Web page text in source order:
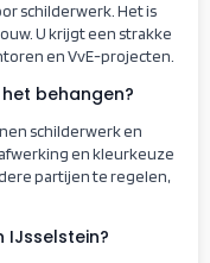
schilderwerk. Het is
U krijgt een strakke
en VvE-projecten.
behangen?
schilderwerk en
en kleurkeuze
partijen te regelen,
IJsselstein?